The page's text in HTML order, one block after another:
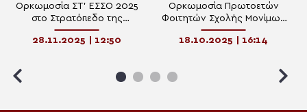
Ορκωμοσία ΣΤ’ ΕΣΣΟ 2025
στο Στρατόπεδο της
Καλαμάτας.
28.11.2025 | 12:50
Ορκωμοσία Πρωτοετών
Φοιτητών Σχολής Μονίμων
Υπαξιωματικών Τρικάλων
18.10.2025 | 16:14